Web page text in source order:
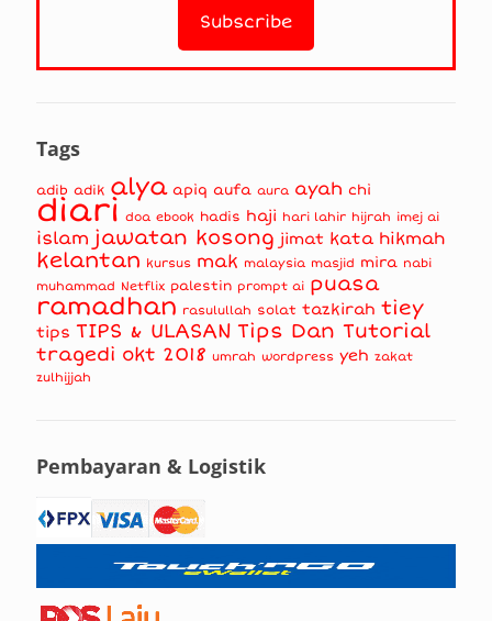
Tags
adib adik alya apiq aufa aura ayah chi
diari doa ebook hadis haji hari lahir hijrah imej ai
islam jawatan kosong jimat kata hikmah
kelantan kursus mak malaysia masjid mira nabi
muhammad Netflix palestin prompt ai puasa
ramadhan rasulullah solat tazkirah tiey
tips TIPS & ULASAN Tips Dan Tutorial
tragedi okt 2018 umrah wordpress yeh zakat
zulhijjah
Pembayaran & Logistik